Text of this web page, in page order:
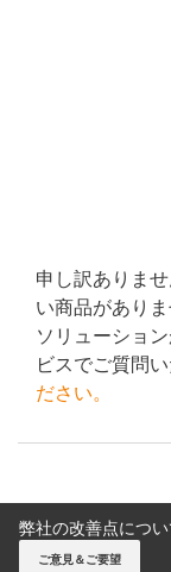
申し訳ありま
い商品があり
ソリューショ
ビスでご質問
ださい。
弊社の改善点につ
ご意見＆ご要望